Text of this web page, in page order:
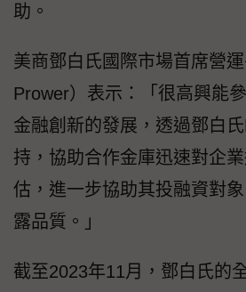
助。
美商鄧白氏國際市場首席營
Prower）表示：「很高興能
金融創新的發展，透過鄧白
持，協助合作金庫迅速對企
估，進一步協助其投融資對
露品質。」
截至2023年11月，鄧白氏的